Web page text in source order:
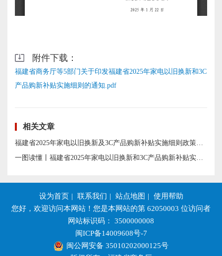
附件下载：
福建省商务厅等5部门关于印发福建省2025年家电以旧换新和3C
产品购新补贴实施细则的通知.pdf
相关文章
设为首页 | 联系我们 | 站点地图 |
使用帮助
您好，欢迎访问本网站！您是本网站的第 62050003 位访问者
网站标识码： 3500000008
闽ICP备14009608号-7
闽公网安备 35010202000125号